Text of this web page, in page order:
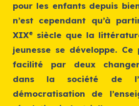
pour les enfants depuis
n’est cependant qu’à
XIXesiècle que la
jeunesse se développe. Ce
facilité par deux
dans la société de
démocratisation de